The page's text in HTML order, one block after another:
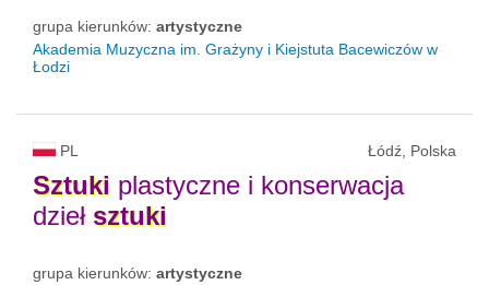
grupa kierunków: artystyczne
Akademia Muzyczna im. Grażyny i Kiejstuta Bacewiczów w
Łodzi
PL Łódź, Polska
Sztuki plastyczne i konserwacja
dzieł sztuki
grupa kierunków: artystyczne